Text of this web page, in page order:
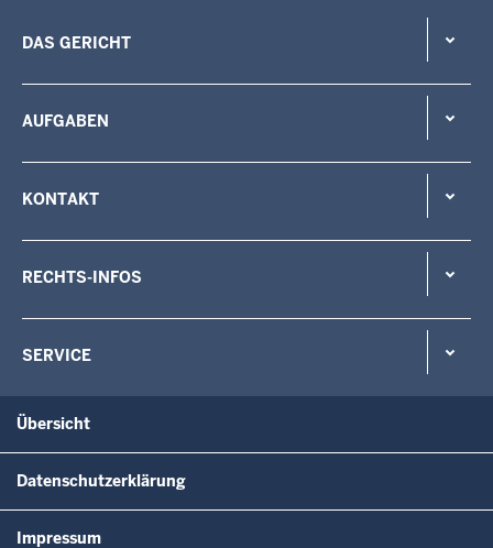
DAS GERICHT
AUFGABEN
KONTAKT
RECHTS-INFOS
SERVICE
Übersicht
Datenschutzerklärung
Impressum